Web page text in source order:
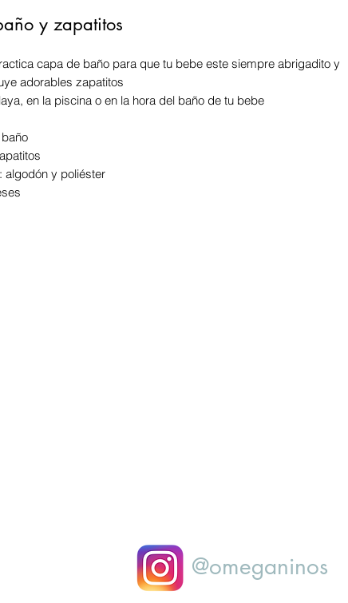
y zapatitos
capa de baño para que tu bebe este siempre abrigadito y
adorables zapatitos
en la piscina o en la hora del baño de tu bebe
algodón y poliéster
@omeganinos